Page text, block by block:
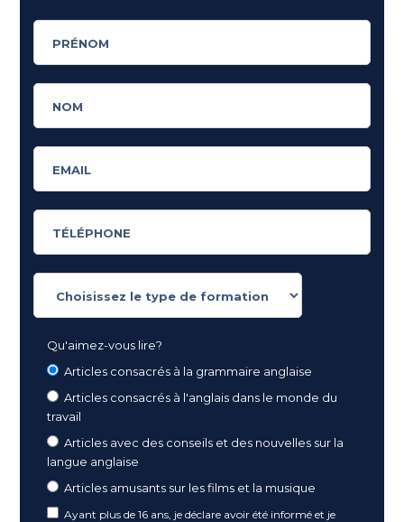
Qu'aimez-vous lire?
Articles consacrés à la grammaire anglaise
Articles consacrés à l'anglais dans le monde du
travail
Articles avec des conseils et des nouvelles sur la
langue anglaise
Articles amusants sur les films et la musique
Ayant plus de 16 ans, je déclare avoir été informé et je